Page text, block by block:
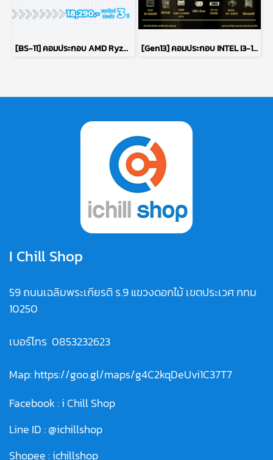
[BS-11] คอมประกอบ AMD Ryzen 7 5700G / ไม่มีการ์ดจอ / DDR4 16GB 3200MHz / M.2 NVMe 512GB / PSU 600W. / CASE GALAX [Gen13] คอมประกอบ INTEL I3-13100F 3.4GHz 4C/8T / H610M / ไม่มีการ์ดจอ / 16GB DDR4 3200MHz / M.2 512GB / 600W 80+ White / เลือกเคสได้
I Chill Shop
59 ถนนเฉลิมพระเกียรติ ร.9 แขวงดอกไม้ เขตประเวศ กทม
10250
เบอร์โทร 0853232623
Map:https://goo.gl/maps/g4C2kqDeUvi1C37T7
Facebook :i Chill Shop
Line ID :@ichillshop
Shopee :ichillshop